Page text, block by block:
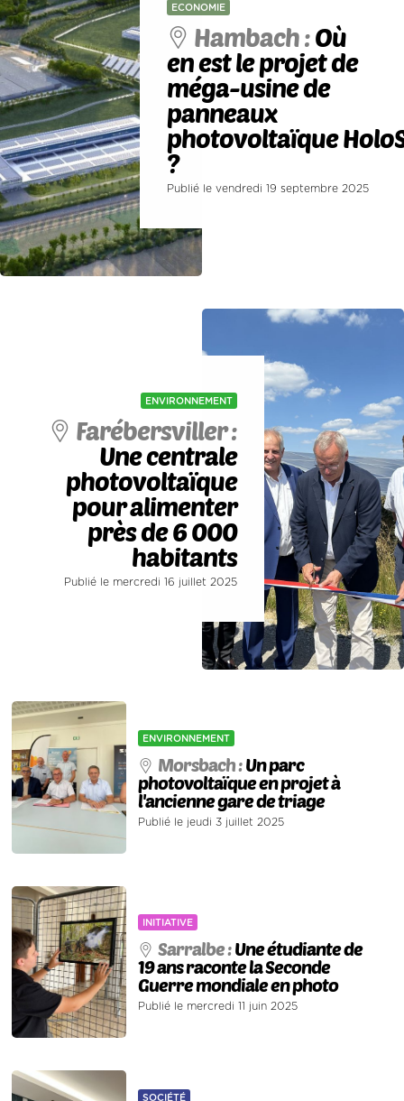
ECONOMIE
Hambach :Où
en est le projet de
méga-usine de
panneaux
photovoltaïque
?
Publié le vendredi 19 septembre 2025
ENVIRONNEMENT
Farébersviller :
Une centrale
photovoltaïque
pour alimenter
près de 6 000
habitants
Publié le mercredi 16 juillet 2025
ENVIRONNEMENT
Morsbach :Un parc
photovoltaïque en projet à
l'ancienne gare de triage
Publié le jeudi 3 juillet 2025
INITIATIVE
Sarralbe :Une étudiante de
19 ans raconte la Seconde
Guerre mondiale en photo
Publié le mercredi 11 juin 2025
SOCIÉTÉ